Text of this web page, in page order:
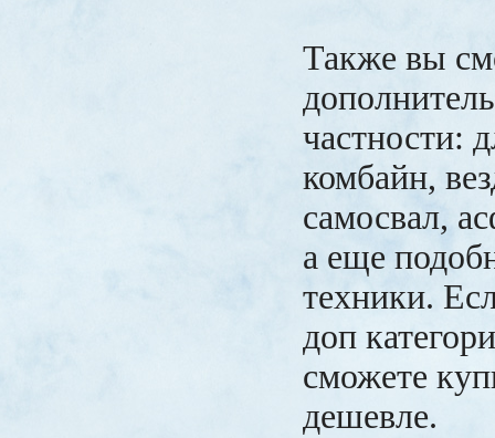
Также вы
частности:
комбайн,
самосвал,
а еще
техники.
доп
сможете
дешевле.